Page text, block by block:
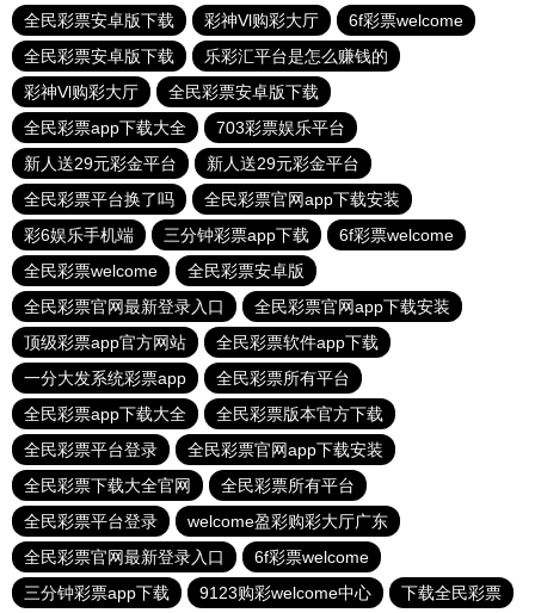
全民彩票安卓版下载
彩神Vl购彩大厅
6f彩票welcome
全民彩票安卓版下载
乐彩汇平台是怎么赚钱的
彩神Vl购彩大厅
全民彩票安卓版下载
全民彩票app下载大全
703彩票娱乐平台
新人送29元彩金平台
新人送29元彩金平台
全民彩票平台换了吗
全民彩票官网app下载安装
彩6娱乐手机端
三分钟彩票app下载
6f彩票welcome
全民彩票welcome
全民彩票安卓版
全民彩票官网最新登录入口
全民彩票官网app下载安装
顶级彩票app官方网站
全民彩票软件app下载
一分大发系统彩票app
全民彩票所有平台
全民彩票app下载大全
全民彩票版本官方下载
全民彩票平台登录
全民彩票官网app下载安装
全民彩票下载大全官网
全民彩票所有平台
全民彩票平台登录
welcome盈彩购彩大厅广东
全民彩票官网最新登录入口
6f彩票welcome
三分钟彩票app下载
9123购彩welcome中心 下载全民彩票